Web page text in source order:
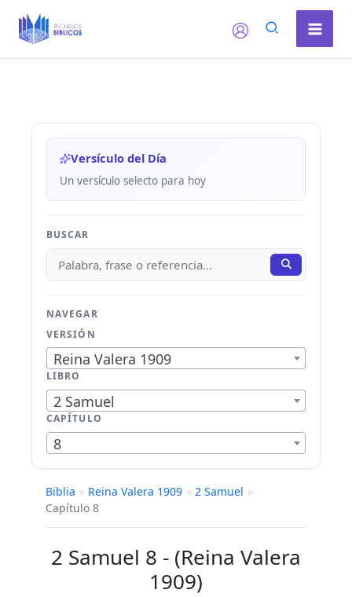
Versículo del Día
Un versículo selecto para hoy
BUSCAR
NAVEGAR
VERSIÓN
Reina Valera 1909
LIBRO
2 Samuel
CAPÍTULO
8
Biblia » Reina Valera 1909 » 2 Samuel »
Capítulo 8
2 Samuel 8 - (Reina Valera
1909)